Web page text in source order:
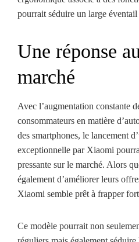
pourrait séduire un large éventail
Une réponse
marché
Avec l’augmentation constante
consommateurs en matière
des smartphones, le lancement
exceptionnelle par Xiaomi
pressante sur le marché. Alors
également d’améliorer leurs
Xiaomi semble prêt à frapper
Ce modèle pourrait non